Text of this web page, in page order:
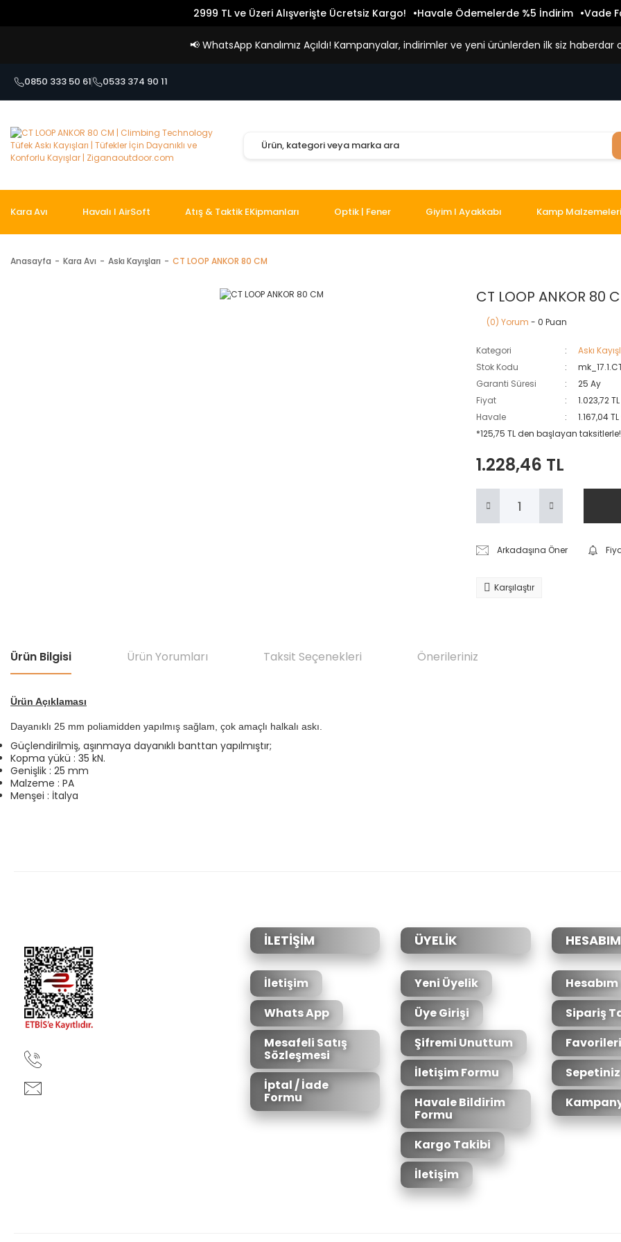
2999 TL ve Üzeri Alışverişte Ücretsiz Kargo! Havale Ödemelerde %5 İndirim Vade
📢 WhatsApp Kanalımız Açıldı! Kampanyalar, indirimler ve yeni ürünlerden ilk siz haberdar
0850 333 50 61 0533 374 90 11
Kara Avı Havalı I AirSoft Atış & Taktik EKipmanları Optik | Fener Giyim I Ayakkabı Kamp Malzemeleri
Anasayfa Kara Avı Askı Kayışları CT LOOP ANKOR 80 CM
CT LOOP ANKOR 80
(0) Yorum - 0 Puan
Kategori
Askı
Stok Kodu
Garanti Süresi
25 Ay
Fiyat
1.023,72
Havale
1.167,04
*125,75 TL den başlayan taksitlerle!
1.228,46 TL
Arkadaşına Öner
Karşılaştır
Ürün Bilgisi Ürün Yorumları Taksit Seçenekleri Önerileriniz
Ürün Açıklaması
Dayanıklı 25 mm poliamidden yapılmış sağlam, çok amaçlı halkalı askı.
Güçlendirilmiş, aşınmaya dayanıklı banttan yapılmıştır;
Kopma yükü : 35 kN.
Genişlik : 25 mm
Malzeme : PA
Menşei : İtalya
Ürün fiyatı diğer sitelerden daha pahalı.
Bu ürüne benzer farklı alternatifler olmalı.
İLETİŞİM
İletişim
Whats App
Mesafeli Satış
Sözleşmesi
İptal / İade
Formu
ÜYELİK
Yeni Üyelik
Üye Girişi
Şifremi Unuttum
İletişim Formu
Havale Bildirim
Formu
Kargo Takibi
İletişim
HESABIM
Hesabım
Sipariş
Sepetiniz